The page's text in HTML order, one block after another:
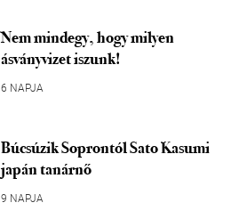
Nem mindegy, hogy milyen
ásványvizet iszunk!
6 NAPJA
Búcsúzik Soprontól Sato Kasumi
japán tanárnő
9 NAPJA